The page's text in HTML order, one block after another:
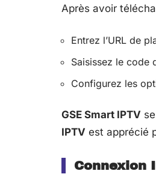
Après avoir
Entrez l’URL de
Saisissez le code
Configurez les
GSE Smart IPTV
IPTV est apprécié
Connexion